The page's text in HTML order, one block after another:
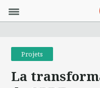
Projets
La